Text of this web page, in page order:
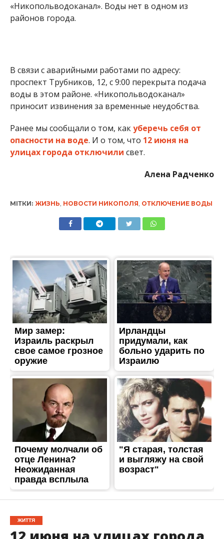
«Никопольводоканал». Воды нет в одном из
районов города.
В связи с аварийными работами по адресу:
проспект Трубников, 12, с 9:00 перекрыта подача
воды в этом районе. «Никопольводоканал»
приносит извинения за временные неудобства.
Ранее мы сообщали о том, какуберечь себя от
опасности на воде. И о том, что 12 июня на
улицах города отключили свет.
Алена Радченко
МІТКИ: ЖИЗНЬ, НОВОСТИ НИКОПОЛЯ, ОТКЛЮЧЕНИЕ ВОДЫ
ЖИТТЯ